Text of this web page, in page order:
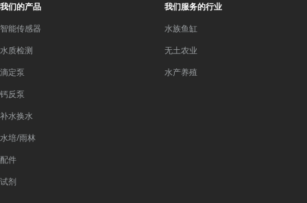
我们的产品
智能传感器
水质检测
滴定泵
钙反泵
补水换水
水培/雨林
配件
试剂
我们服务的行业
水族鱼缸
无土农业
水产养殖